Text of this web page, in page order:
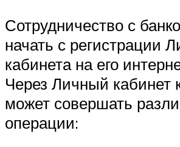
Сотрудничество с
начать с регистрации
кабинета на его
Через Личный кабинет
может совершать
операции: